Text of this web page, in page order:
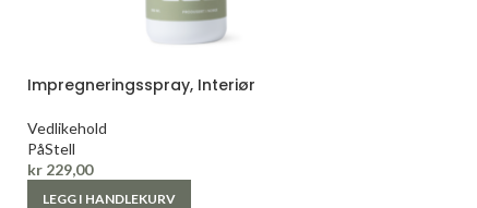
Impregneringsspray, Interiør
Vedlikehold
PåStell
kr229,00
LEGG I HANDLEKURV